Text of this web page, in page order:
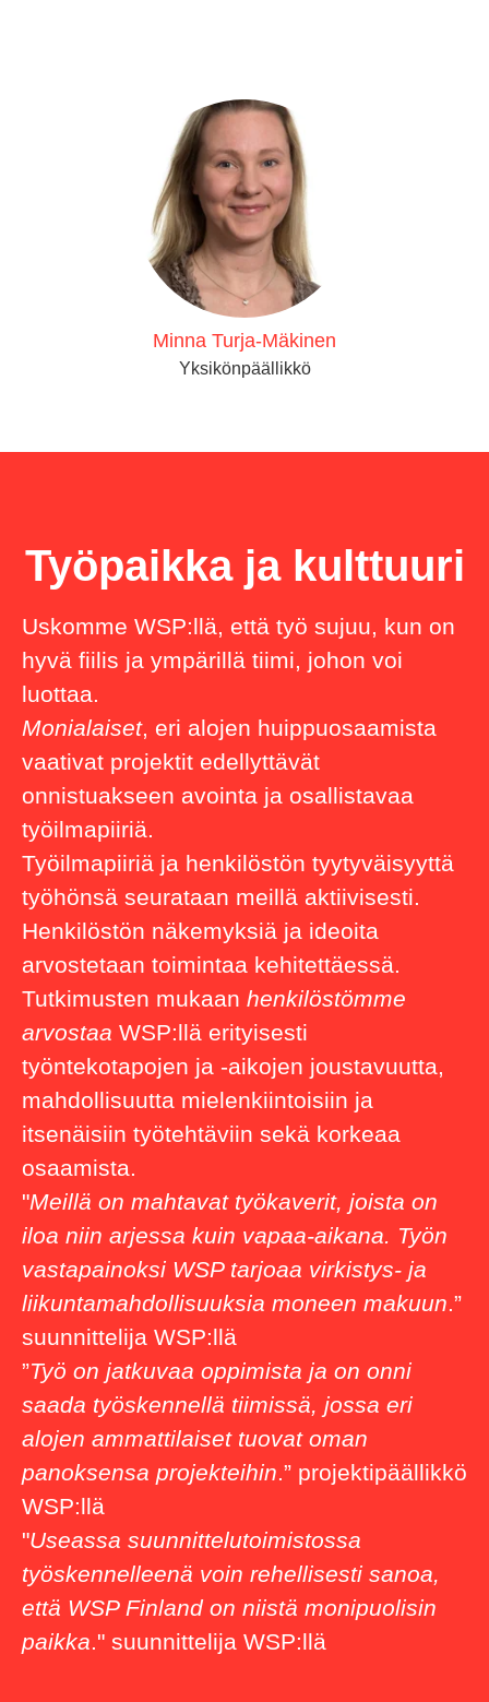
Minna Turja-Mäkinen
Yksikönpäällikkö
Työpaikka ja kulttuuri
Uskomme WSP:llä, että työ sujuu, kun on
hyvä fiilis ja ympärillä tiimi, johon voi
luottaa.
Monialaiset, eri alojen huippuosaamista
vaativat projektit edellyttävät
onnistuakseen avointa ja osallistavaa
työilmapiiriä.
Työilmapiiriä ja henkilöstön tyytyväisyyttä
työhönsä seurataan meillä aktiivisesti.
Henkilöstön näkemyksiä ja ideoita
arvostetaan toimintaa kehitettäessä.
Tutkimusten mukaan henkilöstömme
arvostaa WSP:llä erityisesti
työntekotapojen ja -aikojen joustavuutta,
mahdollisuutta mielenkiintoisiin ja
itsenäisiin työtehtäviin sekä korkeaa
osaamista.
"Meillä on mahtavat työkaverit, joista on
iloa niin arjessa kuin vapaa-aikana. Työn
vastapainoksi WSP tarjoaa virkistys- ja
liikuntamahdollisuuksia moneen makuun.”
suunnittelija WSP:llä
”Työ on jatkuvaa oppimista ja on onni
saada työskennellä tiimissä, jossa eri
alojen ammattilaiset tuovat oman
panoksensa projekteihin.” projektipäällikkö
WSP:llä
"Useassa suunnittelutoimistossa
työskennelleenä voin rehellisesti sanoa,
että WSP Finland on niistä monipuolisin
paikka." suunnittelija WSP:llä